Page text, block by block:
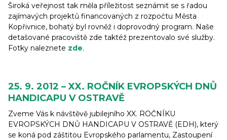
Široká veřejnost tak měla příležitost seznámit se s řadou
zajímavých projektů financovaných z rozpočtu Města
Kopřivnice, bohatý byl rovněž i doprovodný program. Naše
detašované pracoviště zde taktéž prezentovalo své služby.
Fotky naleznete zde.
25. 9. 2012 – XX. ROČNÍK EVROPSKÝCH DNŮ
HANDICAPU V OSTRAVĚ
Zveme Vás k návštěvě jubilejního XX. ROČNÍKU
EVROPSKÝCH DNŮ HANDICAPU V OSTRAVĚ (EDH), který
se koná pod záštitou Evropského parlamentu, Zastoupení